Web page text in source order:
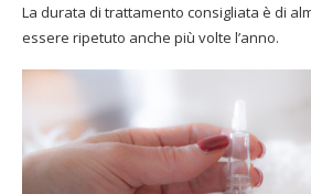
La durata di trattamento consigliata è di
essere ripetuto anche più volte l’anno.